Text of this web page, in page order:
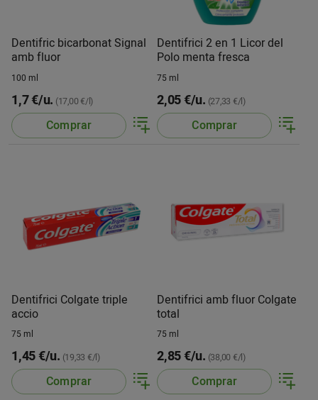
Dentifric bicarbonat Signal
amb fluor
100 ml
1,7 €/u. (17,00 €/l)
Comprar
Dentifrici 2 en 1 Licor del
Polo menta fresca
75 ml
2,05 €/u. (27,33 €/l)
Comprar
Dentifrici Colgate triple
accio
75 ml
1,45 €/u. (19,33 €/l)
Comprar
Dentifrici amb fluor Colgate
total
75 ml
2,85 €/u. (38,00 €/l)
Comprar